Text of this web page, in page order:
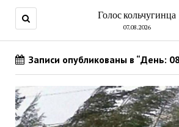
Голос кольчугинца
07.08.2026
Записи опубликованы в “День: